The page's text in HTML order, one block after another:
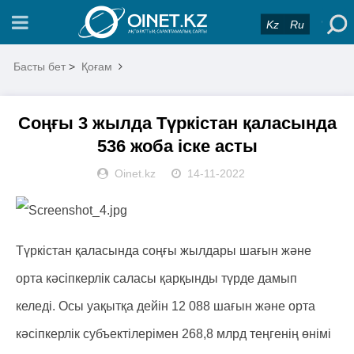
Kz Ru
Басты бет > Қоғам
Соңғы 3 жылда Түркістан қаласында
536 жоба іске асты
Oinet.kz 14-11-2022
Түркістан қаласында соңғы жылдары шағын және
орта кәсіпкерлік саласы қарқынды түрде дамып
келеді. Осы уақытқа дейін 12 088 шағын және орта
кәсіпкерлік субъектілерімен 268,8 млрд теңгенің өнімі